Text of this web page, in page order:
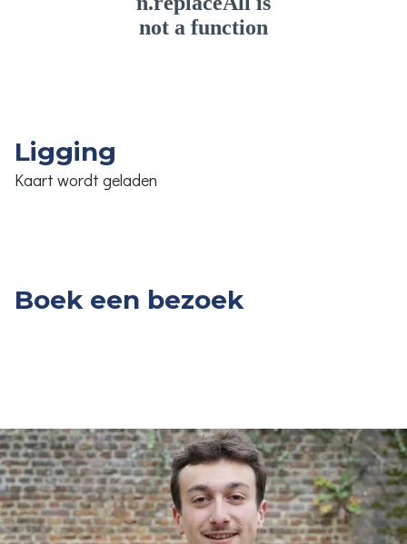
Ligging
Kaart wordt geladen
Boek een bezoek